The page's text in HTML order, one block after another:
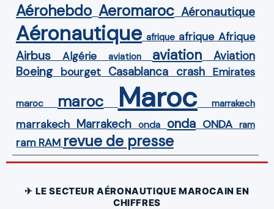
Aérohebdo Aeromaroc Aéronautique
Aéronautique afrique afrique Afrique
Airbus Algérie aviation aviation Aviation
Boeing bourget Casablanca crash Emirates
maroc maroc Maroc marrakech
marrakech Marrakech onda onda ONDA ram
ram RAM revue de presse
✈ LE SECTEUR AÉRONAUTIQUE MAROCAIN EN
CHIFFRES